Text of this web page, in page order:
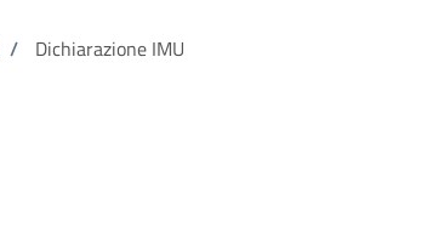
/ Dichiarazione IMU